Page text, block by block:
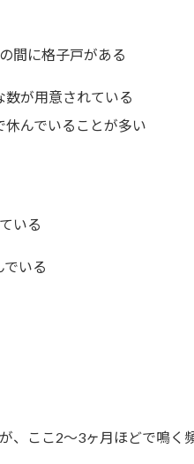
間に格子戸がある
数が用意されている
んでいることが多い
いる
いる
、ここ2～3ヶ月ほどで鳴く